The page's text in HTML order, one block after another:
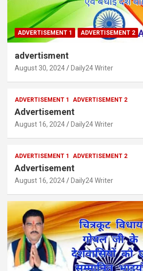
ADVERTISEMENT 1 ADVERTISEMENT 2
advertisment
August 30, 2024 Daily24 Writer
ADVERTISEMENT 1 ADVERTISEMENT 2
Advertisement
August 16, 2024 Daily24 Writer
ADVERTISEMENT 1 ADVERTISEMENT 2
Advertisement
August 16, 2024 Daily24 Writer